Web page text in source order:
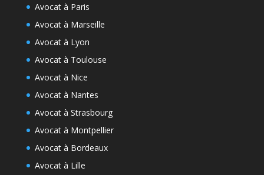
Avocat à Paris
Avocat à Marseille
Avocat à Lyon
Avocat à Toulouse
Avocat à Nice
Avocat à Nantes
Avocat à Strasbourg
Avocat à Montpellier
Avocat à Bordeaux
Avocat à Lille